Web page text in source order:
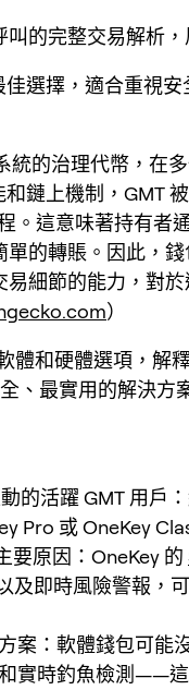
的完整交易解析，
選擇，適合重視安
統的治理代幣，在
鏈上機制，GMT
。這意味著持有者
的轉賬。因此，
易細節的能力，對
）
體和硬體選項，解
、最實用的解決方
的活躍 GMT 用戶
Pro 或 OneKey
要原因：OneKey 的
及即時風險警報，
案：軟體錢包可能
實時釣魚檢測——